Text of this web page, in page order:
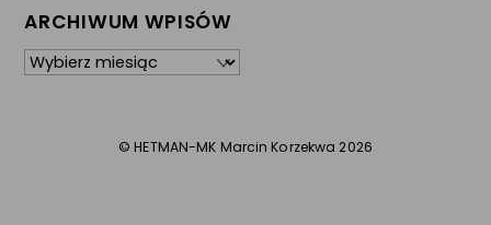
ARCHIWUM WPISÓW
Archiwum
©HETMAN-MK Marcin Korzekwa 2026